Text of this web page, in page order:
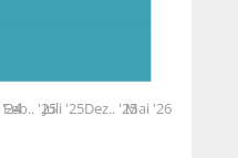
'24
Feb.. '25Juli '25Dez.. '25Mai '26